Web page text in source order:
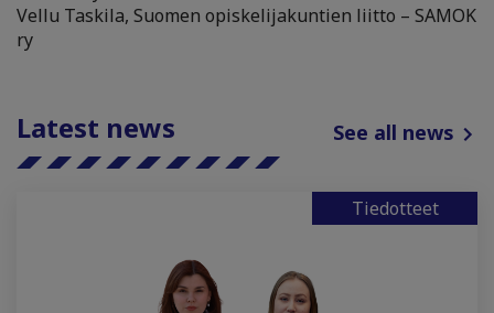
Vellu Taskila, Suomen opiskelijakuntien liitto – SAMOK
ry
Latest news See all news
Tiedotteet